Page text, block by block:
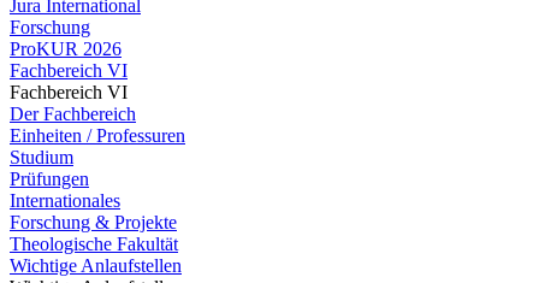
Jura International
Forschung
ProKUR 2026
Fachbereich VI
Fachbereich VI
Der Fachbereich
Einheiten / Professuren
Studium
Prüfungen
Internationales
Forschung & Projekte
Theologische Fakultät
Wichtige Anlaufstellen